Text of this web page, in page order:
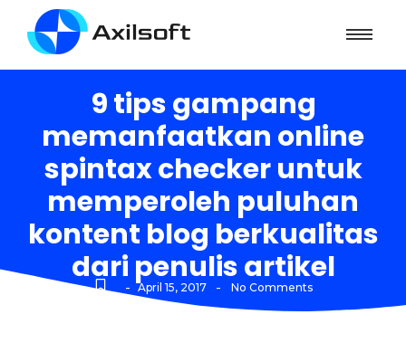
9 tips gampang
memanfaatkan online
spintax checker untuk
memperoleh puluhan
kontent blog berkualitas
dari penulis artikel
- April 15, 2017 - No Comments